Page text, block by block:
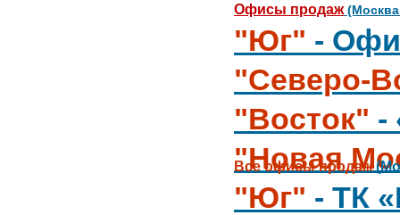
Офисы продаж(Москва
"Юг" -
"Северо-
"Восток" -
"Новая
"Юг" - ТК
Все офисы продаж